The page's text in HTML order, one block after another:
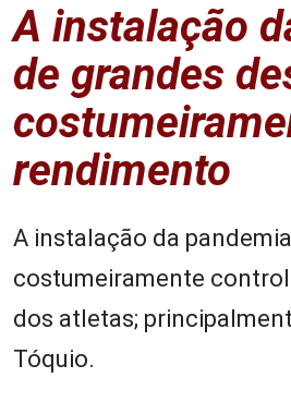
A instalação
de grandes
rendimento
A instalação da
costumeiramente
dos atletas;
Tóquio.